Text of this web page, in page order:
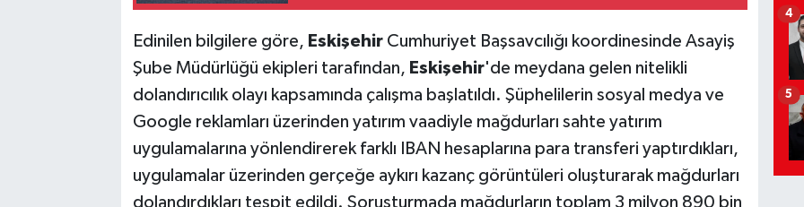
Edinilen bilgilere göre, EskişehirCumhuriyet Başsavcılığı koordinesinde Asayiş
Şube Müdürlüğü ekipleri tarafından, Eskişehir'de meydana gelen nitelikli
dolandırıcılık olayı kapsamında çalışma başlatıldı. Şüphelilerin sosyal medya ve
Google reklamları üzerinden yatırım vaadiyle mağdurları sahte yatırım
uygulamalarına yönlendirerek farklı IBAN hesaplarına para transferi yaptırdıkları,
uygulamalar üzerinden gerçeğe aykırı kazanç görüntüleri oluşturarak mağdurları
dolandırdıkları tespit edildi. Soruşturmada mağdurların toplam 3 milyon 890 bin
4
5